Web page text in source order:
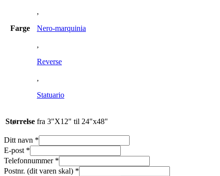
Farge
,
Nero-marquinia
,
Reverse
,
Statuario
Størrelse fra 3"X12" til 24"x48"
Ditt navn *
E-post *
Telefonnummer *
Postnr. (dit varen skal) *